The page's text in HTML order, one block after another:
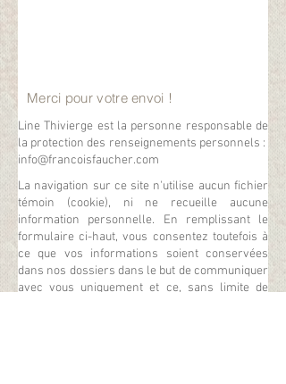
Merci pour votre envoi !
Line Thivierge est la personne responsable de
la protection des renseignements personnels :
info@francoisfaucher.com
La navigation sur ce site n'utilise aucun fichier
témoin (cookie), ni ne recueille aucune
information personnelle. En remplissant le
formulaire ci-haut, vous consentez toutefois à
ce que vos informations soient conservées
dans nos dossiers dans le but de communiquer
avec vous uniquement et ce, sans limite de